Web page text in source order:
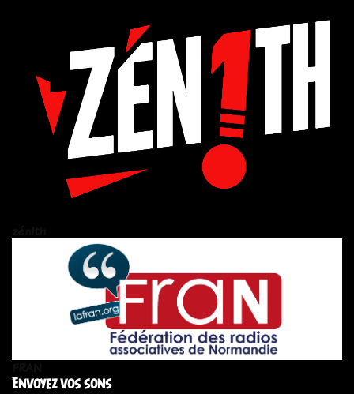
Envoyez vos sons